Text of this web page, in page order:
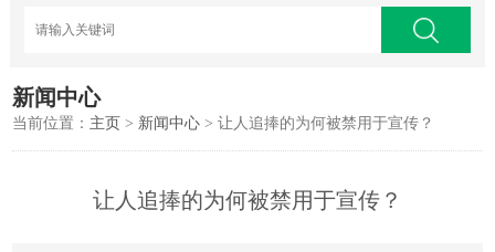
新闻中心
当前位置： 主页 > 新闻中心 > 让人追捧的为何被禁用于宣传？
让人追捧的为何被禁用于宣传？